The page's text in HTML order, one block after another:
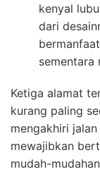
kenyal
dari
sementara
Ketiga alamat
kurang paling
mengakhiri
mewajibkan
mudah-